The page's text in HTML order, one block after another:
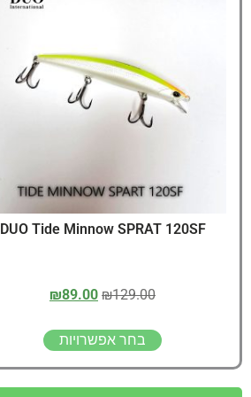
DUO Tide Minnow SPRAT 120SF
₪129.00
₪89.00
בחר אפשרויות